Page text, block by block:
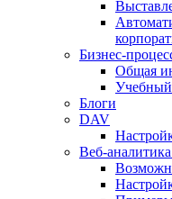
Бизнес-
Общая
Учебный
Блоги
DAV
Веб-